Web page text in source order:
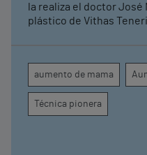
la realiza el doctor José
plástico de Vithas
aumento de mama
Técnica pionera